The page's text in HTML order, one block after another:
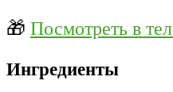
🎁 Посмотреть в
Ингредиенты